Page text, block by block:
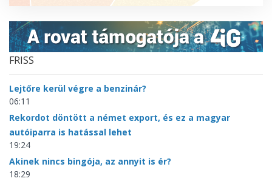
FRISS
Lejtőre kerül végre a benzinár?
06:11
Rekordot döntött a német export, és ez a magyar
autóiparra is hatással lehet
19:24
Akinek nincs bingója, az annyit is ér?
18:29